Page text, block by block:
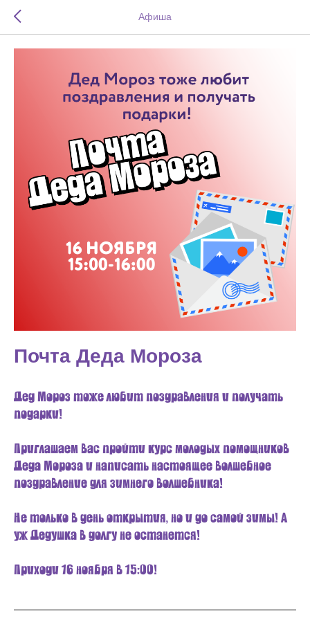
Афиша
Почта Деда Мороза
Дед Мороз тоже любит поздравления и получать
подарки!
Приглашаем вас пройти курс молодых помощников
Деда Мороза и написать настоящее волшебное
поздравление для зимнего волшебника!
Не только в день открытия, но и до самой зимы! А
уж Дедушка в долгу не останется!
Приходи 16 ноября в 15:00!